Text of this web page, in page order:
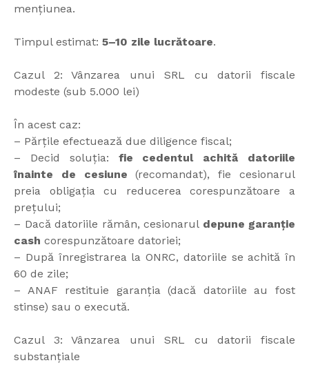
mențiunea.
Timpul estimat: 5–10 zile lucrătoare.
Cazul 2: Vânzarea unui SRL cu datorii fiscale
modeste (sub 5.000 lei)
În acest caz:
– Părțile efectuează due diligence fiscal;
– Decid soluția: fie cedentul achită datoriile
înainte de cesiune (recomandat), fie cesionarul
preia obligația cu reducerea corespunzătoare a
prețului;
– Dacă datoriile rămân, cesionarul depune garanție
cash corespunzătoare datoriei;
– După înregistrarea la ONRC, datoriile se achită în
60 de zile;
– ANAF restituie garanția (dacă datoriile au fost
stinse) sau o execută.
Cazul 3: Vânzarea unui SRL cu datorii fiscale
substanțiale